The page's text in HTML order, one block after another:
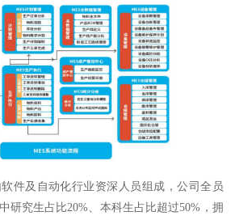
件及自动化行业资深人员组成，公司全员
研究生占比20%、本科生占比超过50%，拥